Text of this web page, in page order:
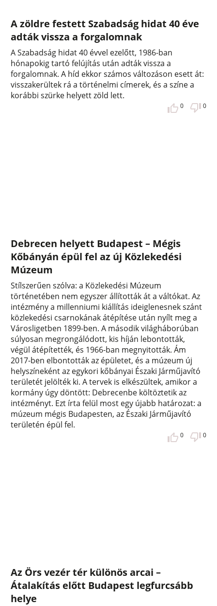
A zöldre festett Szabadság hidat 40 éve
adták vissza a forgalomnak
A Szabadság hidat 40 évvel ezelőtt, 1986-ban
hónapokig tartó felújítás után adták vissza a
forgalomnak. A híd ekkor számos változáson esett át:
visszakerültek rá a történelmi címerek, és a színe a
korábbi szürke helyett zöld lett.
0 0
Debrecen helyett Budapest – Mégis
Kőbányán épül fel az új Közlekedési
Múzeum
Stílszerűen szólva: a Közlekedési Múzeum
történetében nem egyszer állították át a váltókat. Az
intézmény a millenniumi kiállítás ideiglenesnek szánt
közlekedési csarnokának átépítése után nyílt meg a
Városligetben 1899-ben. A második világháborúban
súlyosan megrongálódott, kis híján lebontották,
végül átépítették, és 1966-ban megnyitották. Ám
2017-ben elbontották az épületet, és a múzeum új
helyszíneként az egykori kőbányai Északi Járműjavító
területét jelölték ki. A tervek is elkészültek, amikor a
kormány úgy döntött: Debrecenbe költöztetik az
intézményt. Ezt írta felül most egy újabb határozat: a
múzeum mégis Budapesten, az Északi Járműjavító
területén épül fel.
0 0
Az Örs vezér tér különös arcai –
Átalakítás előtt Budapest legfurcsább
helye